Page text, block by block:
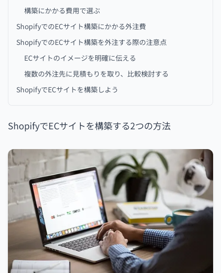
構築にかかる費用で選ぶ
ShopifyでのECサイト構築にかかる外注費
ShopifyでのECサイト構築を外注する際の注意点
ECサイトのイメージを明確に伝える
複数の外注先に見積もりを取り、比較検討する
ShopifyでECサイトを構築しよう
ShopifyでECサイトを構築する2つの方法